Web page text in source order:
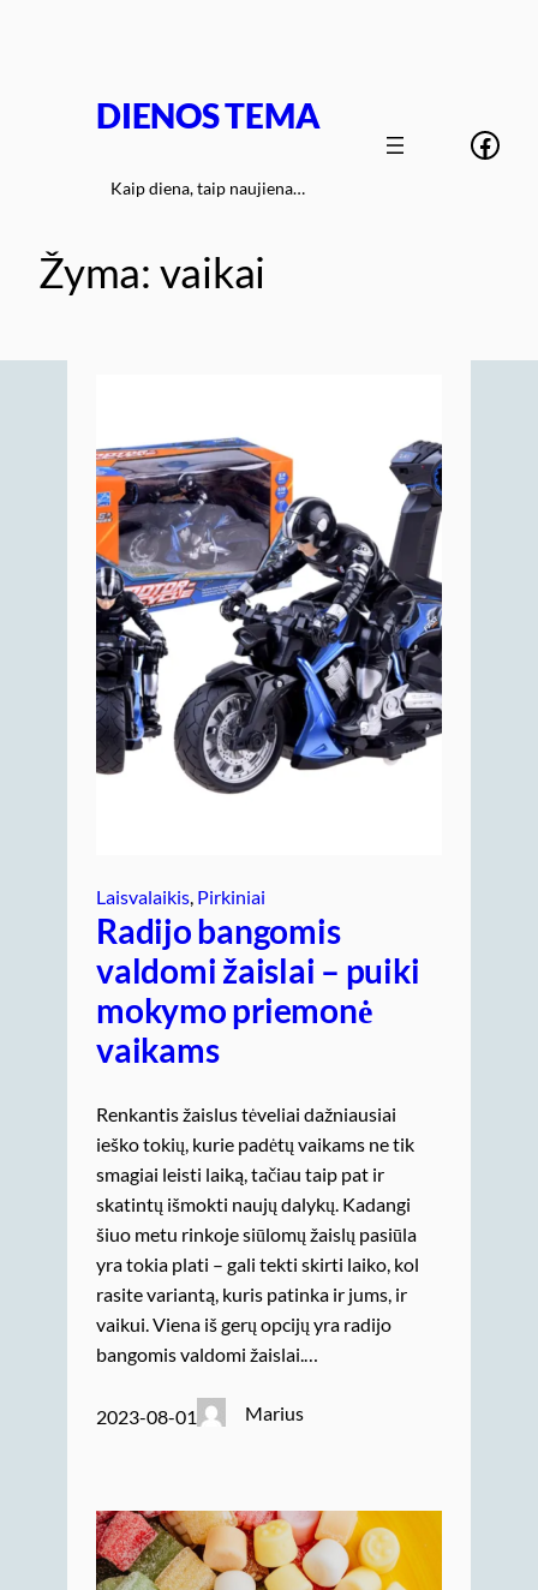
DIENOS TEMA
Kaip diena, taip naujiena…
Žyma: vaikai
Laisvalaikis, Pirkiniai
Radijo bangomis
valdomi žaislai – puiki
mokymo priemonė
vaikams
Renkantis žaislus tėveliai dažniausiai
ieško tokių, kurie padėtų vaikams ne tik
smagiai leisti laiką, tačiau taip pat ir
skatintų išmokti naujų dalykų. Kadangi
šiuo metu rinkoje siūlomų žaislų pasiūla
yra tokia plati – gali tekti skirti laiko, kol
rasite variantą, kuris patinka ir jums, ir
vaikui. Viena iš gerų opcijų yra radijo
bangomis valdomi žaislai.…
2023-08-01 Marius